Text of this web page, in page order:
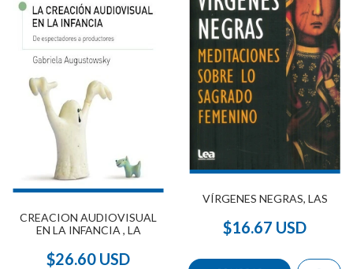
CREACION AUDIOVISUAL
EN LA INFANCIA , LA
$26.60 USD
VÍRGENES NEGRAS, LAS
$16.67 USD